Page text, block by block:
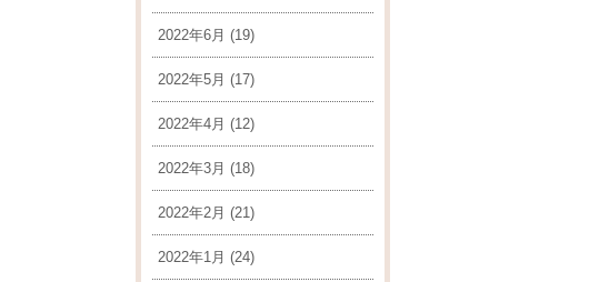
2022年6月 (19)
2022年5月 (17)
2022年4月 (12)
2022年3月 (18)
2022年2月 (21)
2022年1月 (24)